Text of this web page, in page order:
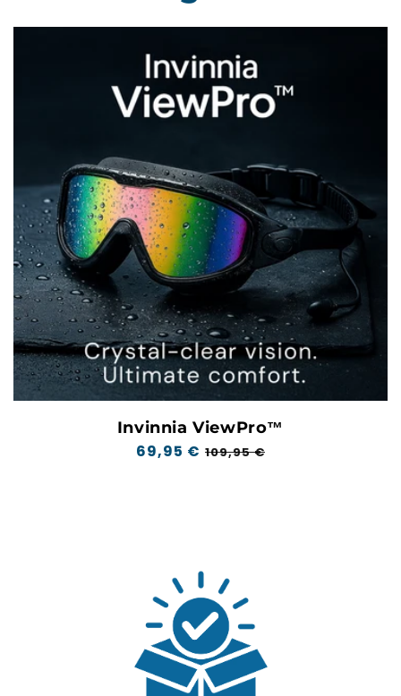
Invinnia ViewPro™
Regulärer
69,95 € Aktionspreis
109,95 €